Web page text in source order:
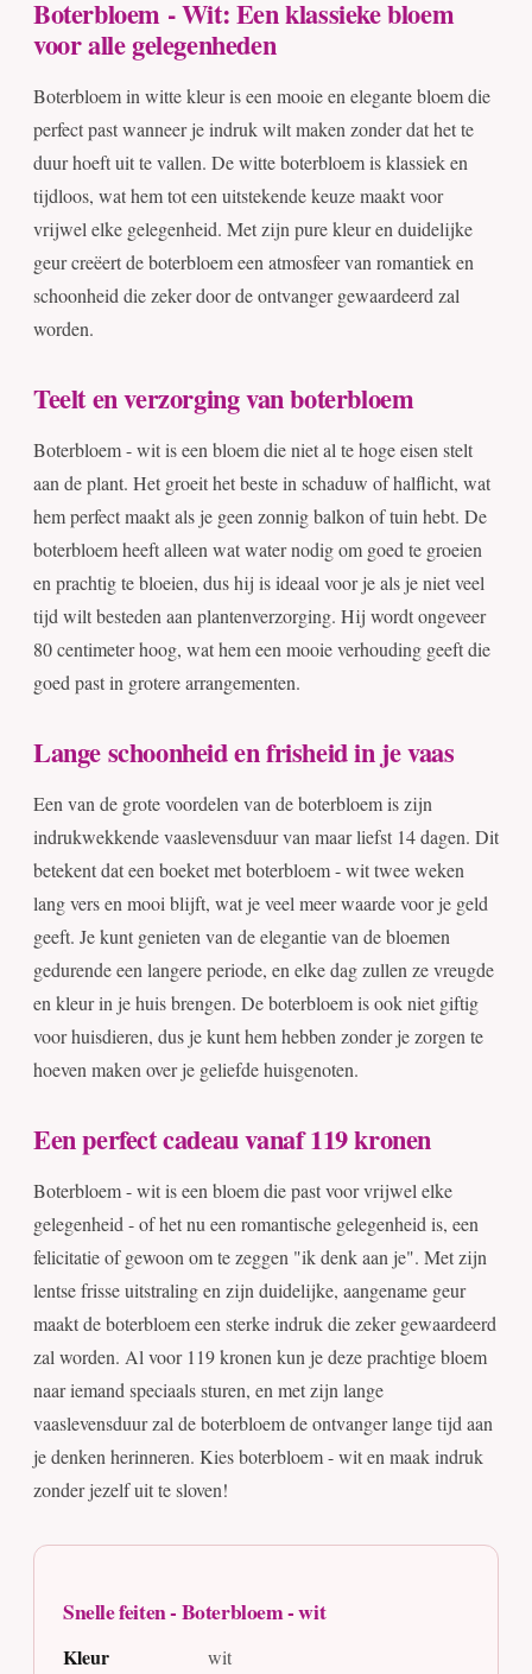
Boterbloem - Wit: Een klassieke bloem
voor alle gelegenheden
Boterbloem in witte kleur is een mooie en elegante bloem die
perfect past wanneer je indruk wilt maken zonder dat het te
duur hoeft uit te vallen. De witte boterbloem is klassiek en
tijdloos, wat hem tot een uitstekende keuze maakt voor
vrijwel elke gelegenheid. Met zijn pure kleur en duidelijke
geur creëert de boterbloem een atmosfeer van romantiek en
schoonheid die zeker door de ontvanger gewaardeerd zal
worden.
Teelt en verzorging van boterbloem
Boterbloem - wit is een bloem die niet al te hoge eisen stelt
aan de plant. Het groeit het beste in schaduw of halflicht, wat
hem perfect maakt als je geen zonnig balkon of tuin hebt. De
boterbloem heeft alleen wat water nodig om goed te groeien
en prachtig te bloeien, dus hij is ideaal voor je als je niet veel
tijd wilt besteden aan plantenverzorging. Hij wordt ongeveer
80 centimeter hoog, wat hem een mooie verhouding geeft die
goed past in grotere arrangementen.
Lange schoonheid en frisheid in je vaas
Een van de grote voordelen van de boterbloem is zijn
indrukwekkende vaaslevensduur van maar liefst 14 dagen. Dit
betekent dat een boeket met boterbloem - wit twee weken
lang vers en mooi blijft, wat je veel meer waarde voor je geld
geeft. Je kunt genieten van de elegantie van de bloemen
gedurende een langere periode, en elke dag zullen ze vreugde
en kleur in je huis brengen. De boterbloem is ook niet giftig
voor huisdieren, dus je kunt hem hebben zonder je zorgen te
hoeven maken over je geliefde huisgenoten.
Een perfect cadeau vanaf 119 kronen
Boterbloem - wit is een bloem die past voor vrijwel elke
gelegenheid - of het nu een romantische gelegenheid is, een
felicitatie of gewoon om te zeggen "ik denk aan je". Met zijn
lentse frisse uitstraling en zijn duidelijke, aangename geur
maakt de boterbloem een sterke indruk die zeker gewaardeerd
zal worden. Al voor 119 kronen kun je deze prachtige bloem
naar iemand speciaals sturen, en met zijn lange
vaaslevensduur zal de boterbloem de ontvanger lange tijd aan
je denken herinneren. Kies boterbloem - wit en maak indruk
zonder jezelf uit te sloven!
Snelle feiten - Boterbloem - wit
Kleur wit